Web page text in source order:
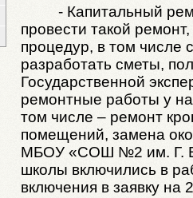
- Капитальный
провести такой
процедур, в том числе
разработать сметы,
Государственной
ремонтные работы у
том числе – ремонт
помещений, замена
МБОУ «СОШ №2 им. Г.
школы включились в
включения в заявку на